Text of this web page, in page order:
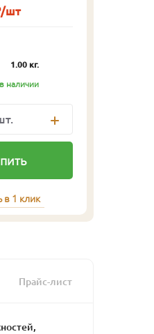
шт
1.00 кг.
наличии
в 1 клик
Прайс-лист